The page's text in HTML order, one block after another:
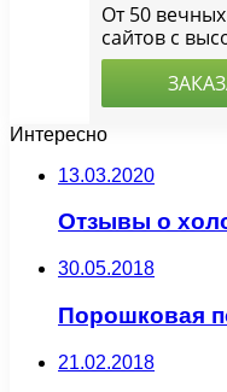
Интересно
13.03.2020
Отзывы о
30.05.2018
Порошковая
21.02.2018